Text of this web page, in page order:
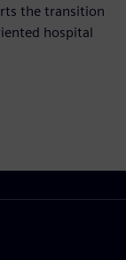
the transition
hospital